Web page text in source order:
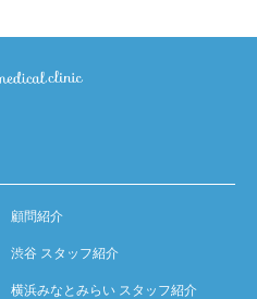
顧問紹介
渋谷 スタッフ紹介
横浜みなとみらい スタッフ紹介